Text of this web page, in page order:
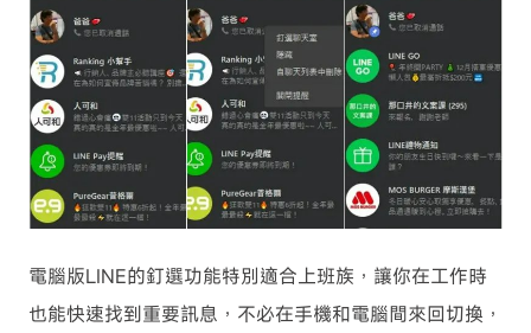
電腦版LINE的釘選功能特別適合上班族，讓你在工作時
也能快速找到重要訊息，不必在手機和電腦間來回切換，